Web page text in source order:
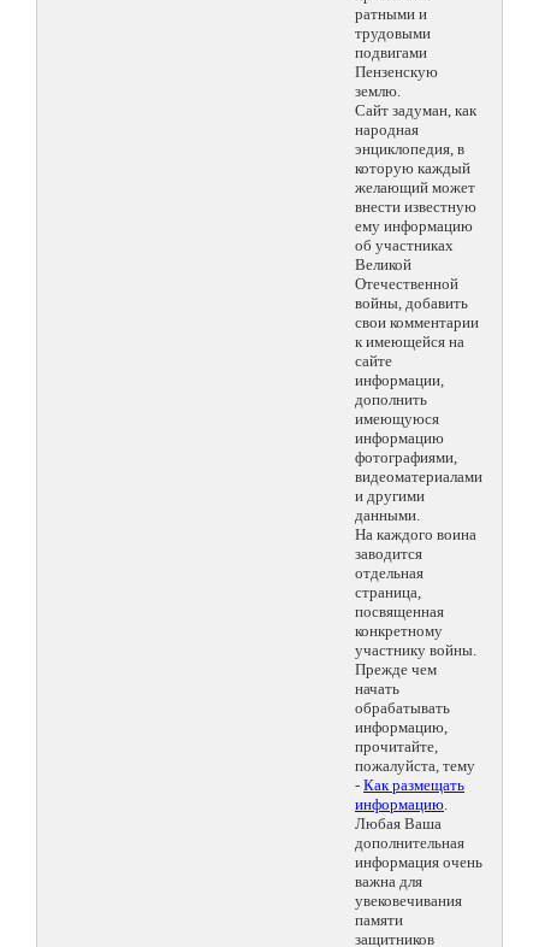
ратными и
трудовыми
подвигами
Пензенскую
землю.
Сайт задуман, как
народная
энциклопедия, в
которую каждый
желающий может
внести известную
ему информацию
об участниках
Великой
Отечественной
войны, добавить
свои комментарии
к имеющейся на
сайте
информации,
дополнить
имеющуюся
информацию
фотографиями,
видеоматериалами
и другими
данными.
На каждого воина
заводится
отдельная
страница,
посвященная
конкретному
участнику войны.
Прежде чем
начать
обрабатывать
информацию,
прочитайте,
пожалуйста, тему
- Как размещать
информацию.
Любая Ваша
дополнительная
информация очень
важна для
увековечивания
памяти
защитников